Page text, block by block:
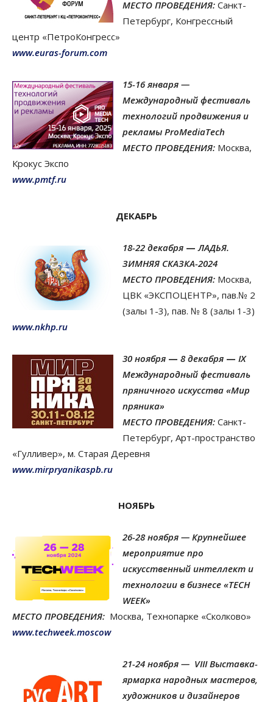
МЕСТО ПРОВЕДЕНИЯ: Санкт-
Петербург, Конгрессный
центр «ПетроКонгресс»
www.euras-forum.com
15-16 января —
Международный фестиваль
технологий продвижения и
рекламы ProMediaTech
МЕСТО ПРОВЕДЕНИЯ: Москва,
Крокус Экспо
www.pmtf.ru
ДЕКАБРЬ
18-22 декабря —ЛАДЬЯ.
ЗИМНЯЯ СКАЗКА-2024
МЕСТО ПРОВЕДЕНИЯ: Москва,
ЦВК «ЭКСПОЦЕНТР», пав.№ 2
(залы 1-3), пав. № 8 (залы 1-3)
www.nkhp.ru
30 ноября — 8 декабря — IX
Международный фестиваль
пряничного искусства «Мир
пряника»
МЕСТО ПРОВЕДЕНИЯ: Санкт-
Петербург, Арт-пространство
«Гулливер», м. Старая Деревня
www.mirpryanikaspb.ru
НОЯБРЬ
26-28 ноября — Крупнейшее
мероприятие про
искусственный интеллект и
технологии в бизнесе «TECH
WEEK»
МЕСТО ПРОВЕДЕНИЯ: Москва, Технопарке «Сколково»
www.techweek.moscow
21-24 ноября — VIII Выставка-
ярмарка народных мастеров,
художников и дизайнеров